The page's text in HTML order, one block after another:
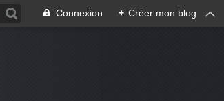
Connexion + Créer mon blog